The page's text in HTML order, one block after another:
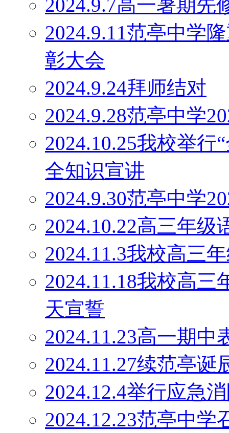
2024.9.7高一暑期先
2024.9.11范亭中学
彰大会
2024.9.24拜师结对
2024.9.28范亭中学
2024.10.25我校举行
全知识宣讲
2024.9.30范亭中学
2024.10.22高三年
2024.11.3我校高三
2024.11.18我校高三
天宣誓
2024.11.23高一期中
2024.11.27续范亭诞
2024.12.4举行应急
2024.12.23范亭中